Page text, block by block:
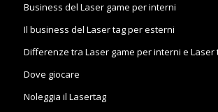
Business del Laser game per interni
Il business del Laser tag per esterni
Differenze tra Laser game per interni e Laser
Dove giocare
Noleggia il Lasertag